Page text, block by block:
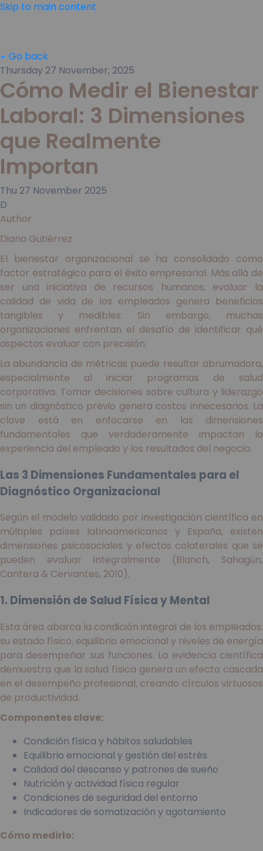
Skip to main content
Go back
Thursday 27 November, 2025
Cómo Medir el Bienestar
Laboral: 3 Dimensiones
que Realmente
Importan
Thu 27 November 2025
D
Author
Diana Gutiérrez
El bienestar organizacional se ha consolidado como
factor estratégico para el éxito empresarial. Más allá de
ser una iniciativa de recursos humanos, evaluar la
calidad de vida de los empleados genera beneficios
tangibles y medibles. Sin embargo, muchas
organizaciones enfrentan el desafío de identificar qué
aspectos evaluar con precisión.
La abundancia de métricas puede resultar abrumadora,
especialmente al iniciar programas de salud
corporativa. Tomar decisiones sobre cultura y liderazgo
sin un diagnóstico previo genera costos innecesarios. La
clave está en enfocarse en las dimensiones
fundamentales que verdaderamente impactan la
experiencia del empleado y los resultados del negocio.
Las 3 Dimensiones Fundamentales para el
Diagnóstico Organizacional
Según el modelo validado por investigación científica en
múltiples países latinoamericanos y España, existen
dimensiones psicosociales y efectos colaterales que se
pueden evaluar integralmente (Blanch, Sahagún,
Cantera & Cervantes, 2010).
1. Dimensión de Salud Física y Mental
Esta área abarca la condición integral de los empleados:
su estado físico, equilibrio emocional y niveles de energía
para desempeñar sus funciones. La evidencia científica
demuestra que la salud física genera un efecto cascada
en el desempeño profesional, creando círculos virtuosos
de productividad.
Componentes clave:
Condición física y hábitos saludables
Equilibrio emocional y gestión del estrés
Calidad del descanso y patrones de sueño
Nutrición y actividad física regular
Condiciones de seguridad del entorno
Indicadores de somatización y agotamiento
Cómo medirlo: